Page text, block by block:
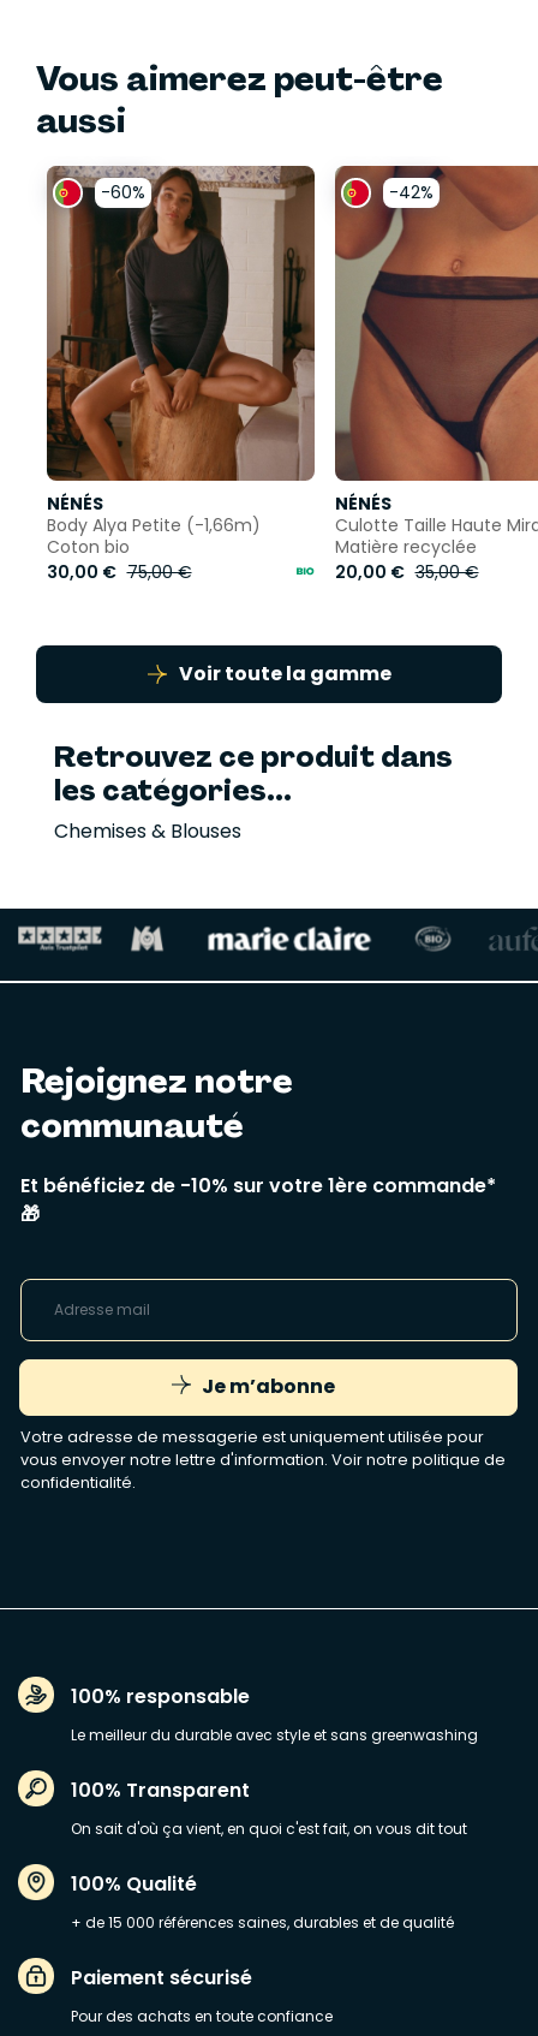
Vous aimerez peut-être
aussi
-60%
NÉNÉS
Body Alya Petite (-1,66m)
Coton bio
30,00 € 75,00 €
-42%
NÉNÉS
Culotte Taille Haute
Matière recyclée
20,00 € 35,00 €
Voir toute la gamme
Retrouvez ce produit dans
les catégories...
Chemises & Blouses
Rejoignez notre
communauté
Et bénéficiez de -10% sur votre 1ère commande*
🎁
Je m’abonne
Votre adresse de messagerie est uniquement utilisée pour
vous envoyer notre lettre d'information. Voir notre politique de
confidentialité.
100% responsable
Le meilleur du durable avec style et sans greenwashing
100% Transparent
On sait d'où ça vient, en quoi c'est fait, on vous dit tout
100% Qualité
+ de 15 000 références saines, durables et de qualité
Paiement sécurisé
Pour des achats en toute confiance